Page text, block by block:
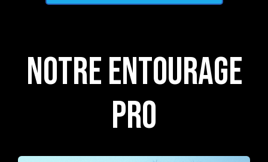
NOTRE ENTOURAGE
PRO